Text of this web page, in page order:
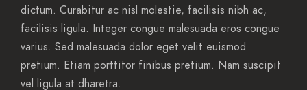
dictum. Curabitur ac nisl molestie, facilisis nibh ac,
facilisis ligula. Integer congue malesuada eros congue
varius. Sed malesuada dolor eget velit euismod
pretium. Etiam porttitor finibus pretium. Nam suscipit
vel ligula at dharetra.